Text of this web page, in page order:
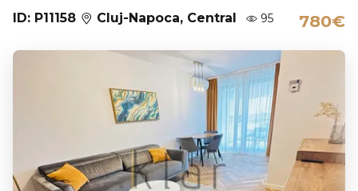
ID: P11158 Cluj-Napoca, Central 95 780€